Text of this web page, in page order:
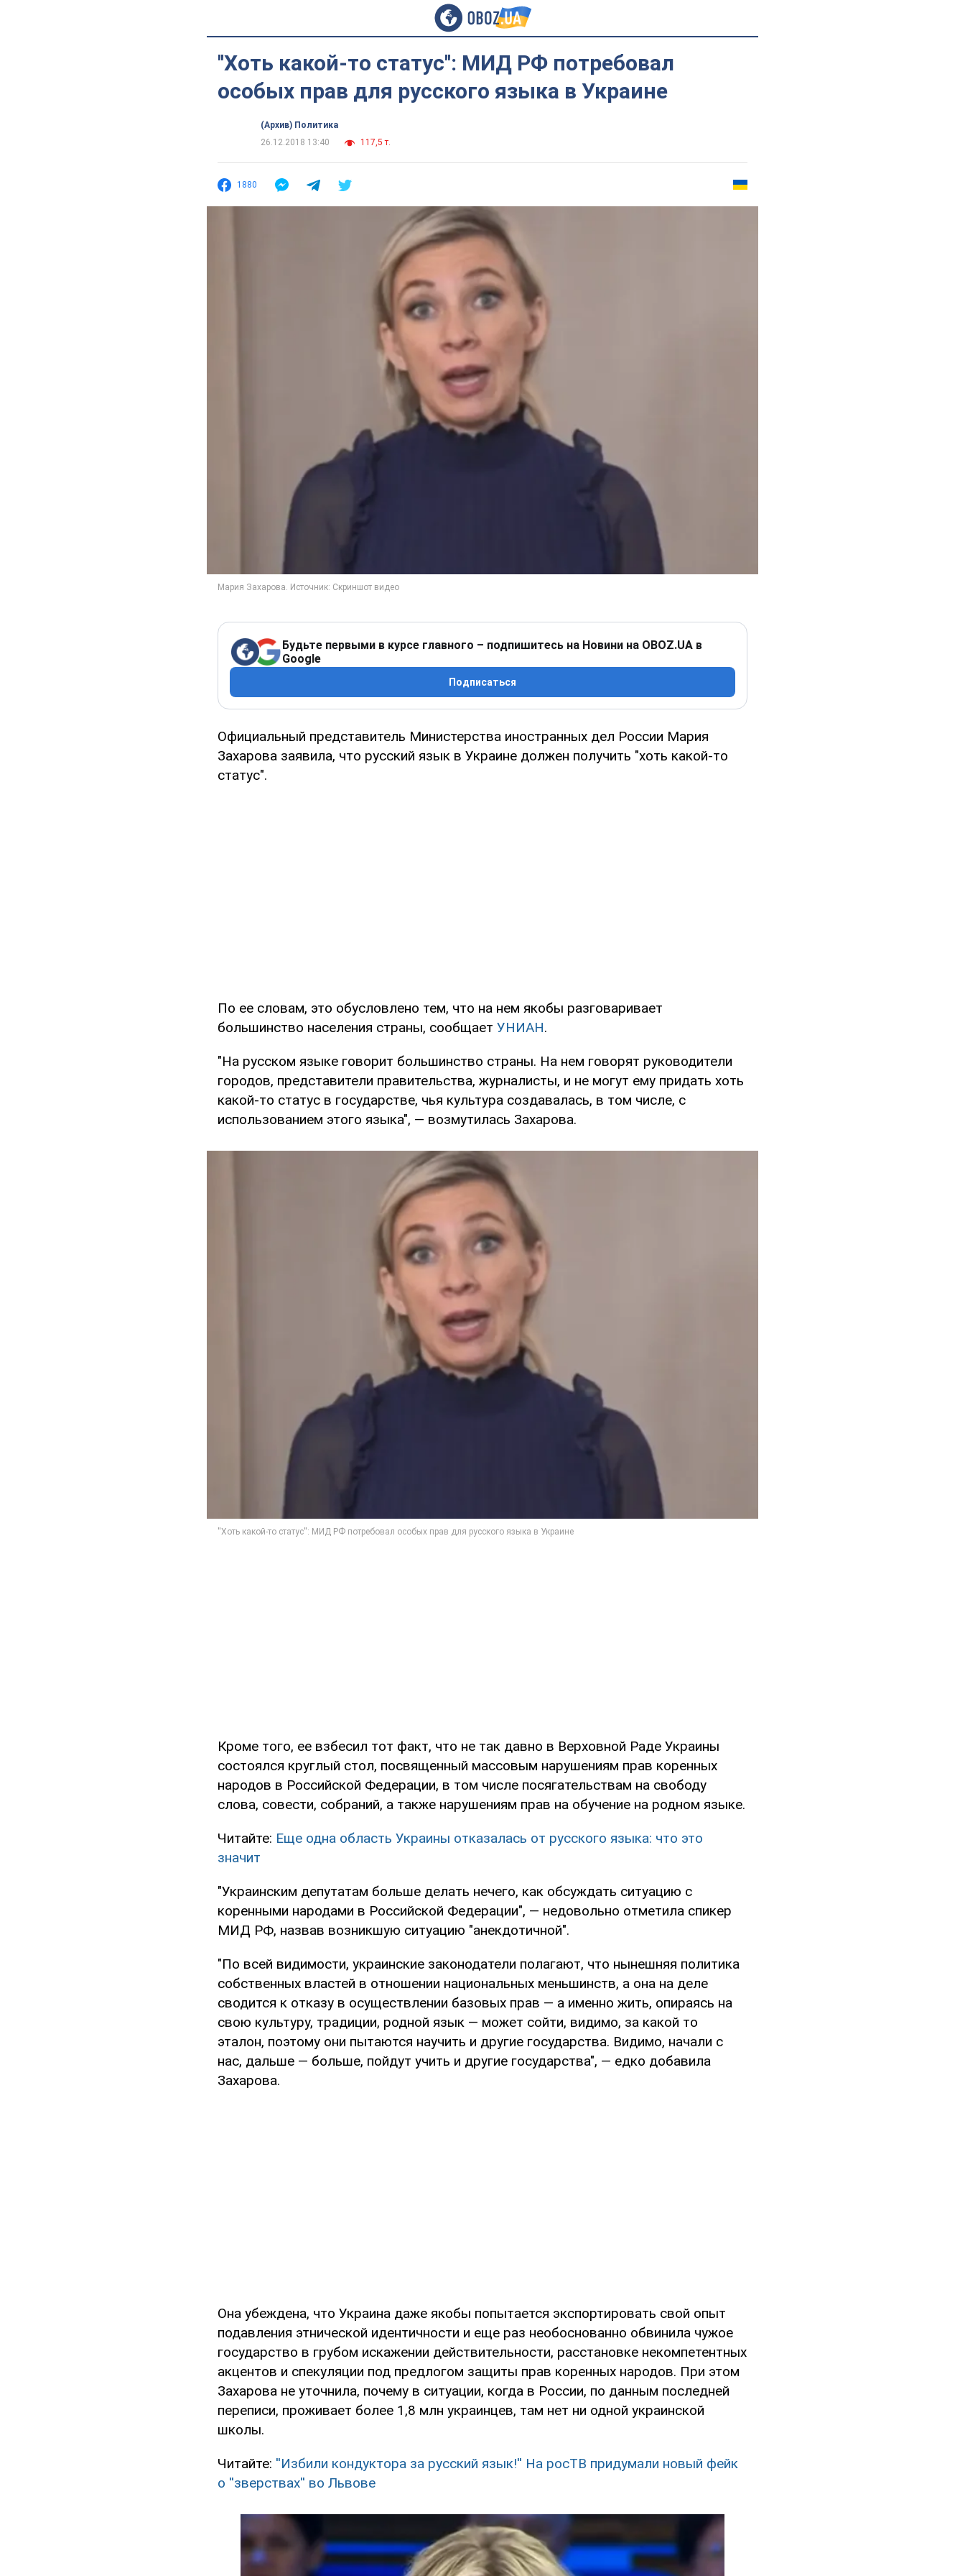
''Хоть какой-то статус'': МИД РФ потребовал
особых прав для русского языка в Украине
(Архив) Политика
26.12.2018 13:40
117,5 т.
1880
Будьте первыми в курсе главного – подпишитесь на Новини на OBOZ.UA в
Google
Подписаться
Официальный представитель Министерства иностранных дел России Мария
Захарова заявила, что русский язык в Украине должен получить "хоть какой-то
статус".
По ее словам, это обусловлено тем, что на нем якобы разговаривает
большинство населения страны, сообщает УНИАН.
"На русском языке говорит большинство страны. На нем говорят руководители
городов, представители правительства, журналисты, и не могут ему придать хоть
какой-то статус в государстве, чья культура создавалась, в том числе, с
использованием этого языка", — возмутилась Захарова.
Кроме того, ее взбесил тот факт, что не так давно в Верховной Раде Украины
состоялся круглый стол, посвященный массовым нарушениям прав коренных
народов в Российской Федерации, в том числе посягательствам на свободу
слова, совести, собраний, а также нарушениям прав на обучение на родном языке.
Читайте: Еще одна область Украины отказалась от русского языка: что это
значит
"Украинским депутатам больше делать нечего, как обсуждать ситуацию с
коренными народами в Российской Федерации", — недовольно отметила спикер
МИД РФ, назвав возникшую ситуацию "анекдотичной".
"По всей видимости, украинские законодатели полагают, что нынешняя политика
собственных властей в отношении национальных меньшинств, а она на деле
сводится к отказу в осуществлении базовых прав — а именно жить, опираясь на
свою культуру, традиции, родной язык — может сойти, видимо, за какой то
эталон, поэтому они пытаются научить и другие государства. Видимо, начали с
нас, дальше — больше, пойдут учить и другие государства", — едко добавила
Захарова.
Она убеждена, что Украина даже якобы попытается экспортировать свой опыт
подавления этнической идентичности и еще раз необоснованно обвинила чужое
государство в грубом искажении действительности, расстановке некомпетентных
акцентов и спекуляции под предлогом защиты прав коренных народов. При этом
Захарова не уточнила, почему в ситуации, когда в России, по данным последней
переписи, проживает более 1,8 млн украинцев, там нет ни одной украинской
школы.
Читайте: ''Избили кондуктора за русский язык!'' На росТВ придумали новый фейк
о ''зверствах'' во Львове